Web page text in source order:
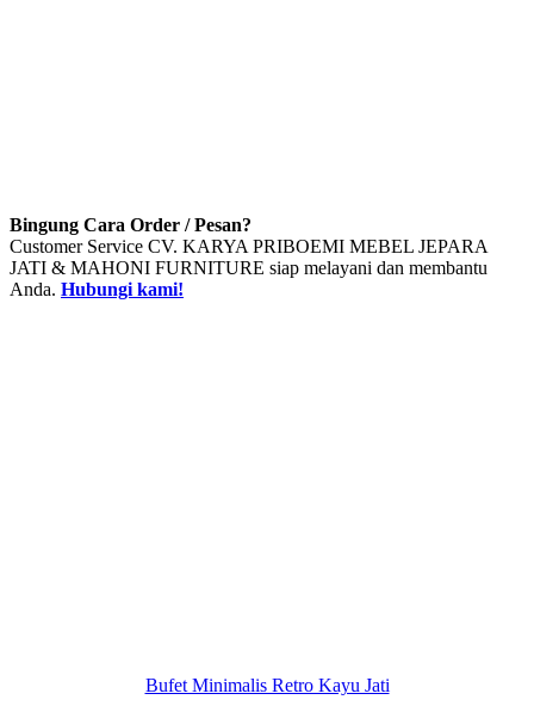
Bingung Cara Order / Pesan?
Customer Service CV. KARYA PRIBOEMI MEBEL JEPARA
JATI & MAHONI FURNITURE siap melayani dan membantu
Anda. Hubungi kami!
Bufet Minimalis Retro Kayu Jati